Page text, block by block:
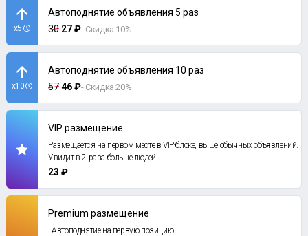
x5
Автоподнятие объявления 5 раз
30 27 ₽- Скидка 10%
x10
Автоподнятие объявления 10 раз
5746 ₽- Скидка 20%
VIP размещение
Размещается на первом месте в VIP-блоке, выше обычных объявлений.
Увидит в 2 раза больше людей
23 ₽
Premium размещение
- Автоподнятие на первую позицию